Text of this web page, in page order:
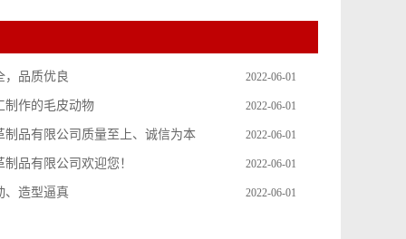
2022-06-01
，品质优良
2022-06-01
制作的毛皮动物
2022-06-01
制品有限公司质量至上、诚信为本
2022-06-01
品有限公司欢迎您！
2022-06-01
、造型逼真